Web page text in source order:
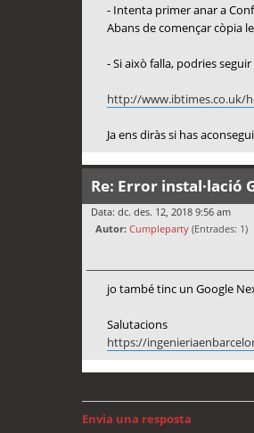
- Intenta primer anar a
Abans de començar còpia
- Si això falla, podries
http://www.ibtimes.co.uk/
Ja ens diràs si has
Re: Error instal·lació
Data: dc. des. 12, 2018 9:56 am
Autor: Cumpleparty (Entrades: 1)
jo també tinc un Google
Salutacions
https://
Envia una resposta